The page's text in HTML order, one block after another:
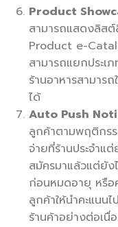
Product
สามารถแสดงลิสต์
Product e-
สามารถแยกประเ
ร้านอาหารสามาร
ได้
Auto Push
ลูกค้าตามพฤติกร
จ่ายที่ร้านประจำแ
สมัครมาแล้วแต่ยัง
ก่อนหมดอายุ หรือ
ลูกค้าให้นำคะแนน
ร้านค้าอย่างต่อเนื่